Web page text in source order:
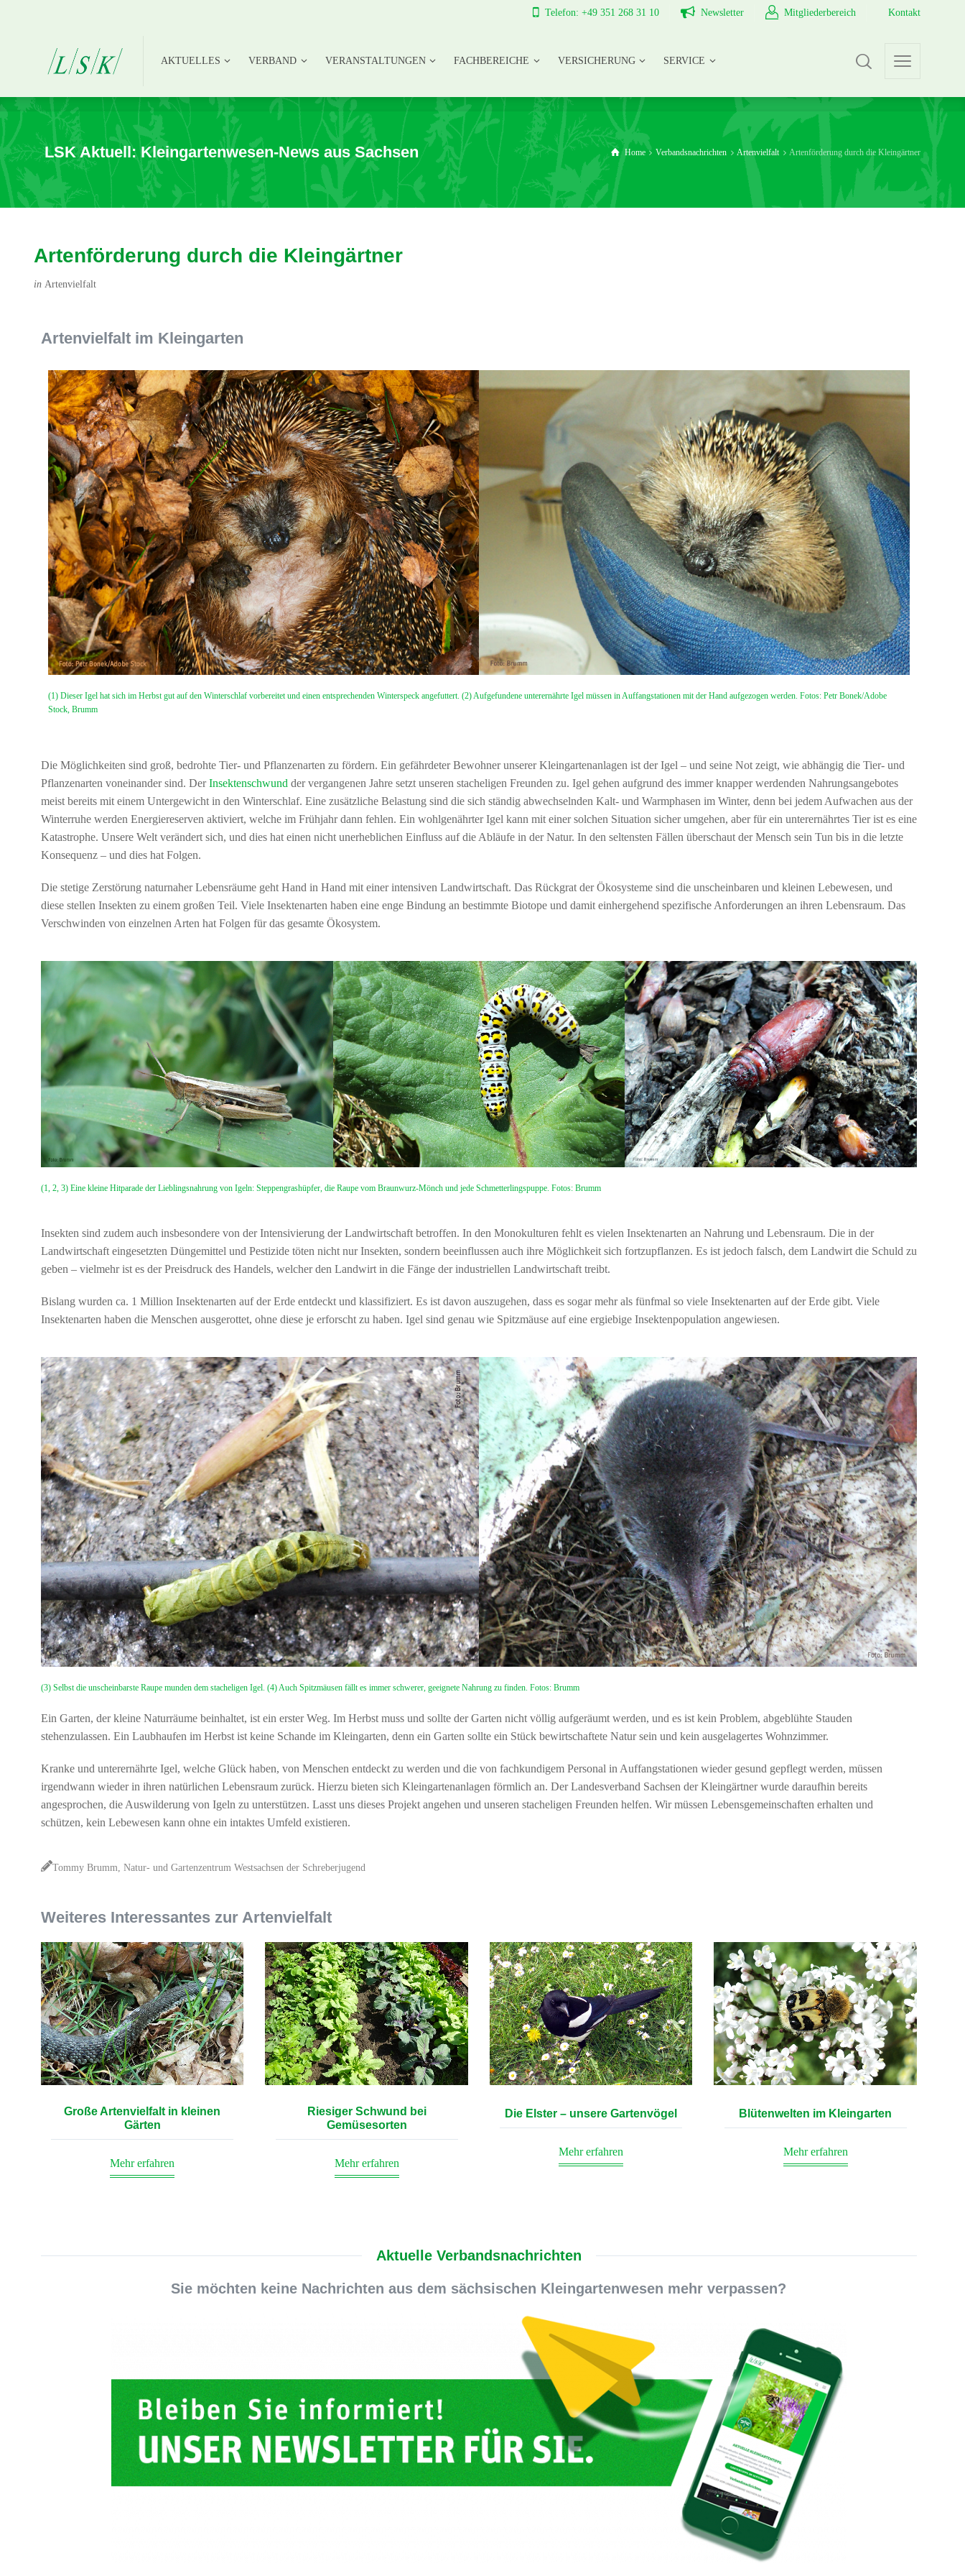
Telefon: +49 351 268 31 10 Newsletter Mitgliederbereich Kontakt
AKTUELLES VERBAND VERANSTALTUNGEN FACHBEREICHE VERSICHERUNG SERVICE
SERVICE
LSK Aktuell: Kleingartenwesen-News aus Sachsen Home Verbandsnachrichten Artenvielfalt Artenförderung durch die Kleingärtner
Artenförderung durch die Kleingärtner
in Artenvielfalt
Artenvielfalt im Kleingarten
(1) Dieser Igel hat sich im Herbst gut auf den Winterschlaf vorbereitet und einen entsprechenden Winterspeck angefuttert. (2) Aufgefundene unterernährte Igel müssen in Auffangstationen mit der Hand aufgezogen werden. Fotos: Petr Bonek/Adobe
Stock, Brumm
Die Möglichkeiten sind groß, bedrohte Tier- und Pflanzenarten zu fördern. Ein gefährdeter Bewohner unserer Kleingartenanlagen ist der Igel – und seine Not zeigt, wie abhängig die Tier- und
Pflanzenarten voneinander sind. DerInsektenschwund der vergangenen Jahre setzt unseren stacheligen Freunden zu. Igel gehen aufgrund des immer knapper werdenden Nahrungsangebotes
meist bereits mit einem Untergewicht in den Winterschlaf. Eine zusätzliche Belastung sind die sich ständig abwechselnden Kalt- und Warmphasen im Winter, denn bei jedem Aufwachen aus der
Winterruhe werden Energiereserven aktiviert, welche im Frühjahr dann fehlen. Ein wohlgenährter Igel kann mit einer solchen Situation sicher umgehen, aber für ein unterernährtes Tier ist es eine
Katastrophe. Unsere Welt verändert sich, und dies hat einen nicht unerheblichen Einfluss auf die Abläufe in der Natur. In den seltensten Fällen überschaut der Mensch sein Tun bis in die letzte
Konsequenz – und dies hat Folgen.
Die stetige Zerstörung naturnaher Lebensräume geht Hand in Hand mit einer intensiven Landwirtschaft. Das Rückgrat der Ökosysteme sind die unscheinbaren und kleinen Lebewesen, und
diese stellen Insekten zu einem großen Teil. Viele Insektenarten haben eine enge Bindung an bestimmte Biotope und damit einhergehend spezifische Anforderungen an ihren Lebensraum. Das
Verschwinden von einzelnen Arten hat Folgen für das gesamte Ökosystem.
(1, 2, 3) Eine kleine Hitparade der Lieblingsnahrung von Igeln: Steppengrashüpfer, die Raupe vom Braunwurz-Mönch und jede Schmetterlingspuppe. Fotos: Brumm
Insekten sind zudem auch insbesondere von der Intensivierung der Landwirtschaft betroffen. In den Monokulturen fehlt es vielen Insektenarten an Nahrung und Lebensraum. Die in der
Landwirtschaft eingesetzten Düngemittel und Pestizide töten nicht nur Insekten, sondern beeinflussen auch ihre Möglichkeit sich fortzupflanzen. Es ist jedoch falsch, dem Landwirt die Schuld zu
geben – vielmehr ist es der Preisdruck des Handels, welcher den Landwirt in die Fänge der industriellen Landwirtschaft treibt.
Bislang wurden ca. 1 Million Insektenarten auf der Erde entdeckt und klassifiziert. Es ist davon auszugehen, dass es sogar mehr als fünfmal so viele Insektenarten auf der Erde gibt. Viele
Insektenarten haben die Menschen ausgerottet, ohne diese je erforscht zu haben. Igel sind genau wie Spitzmäuse auf eine ergiebige Insektenpopulation angewiesen.
(3) Selbst die unscheinbarste Raupe munden dem stacheligen Igel. (4) Auch Spitzmäusen fällt es immer schwerer, geeignete Nahrung zu finden. Fotos: Brumm
Ein Garten, der kleine Naturräume beinhaltet, ist ein erster Weg. Im Herbst muss und sollte der Garten nicht völlig aufgeräumt werden, und es ist kein Problem, abgeblühte Stauden
stehenzulassen. Ein Laubhaufen im Herbst ist keine Schande im Kleingarten, denn ein Garten sollte ein Stück bewirtschaftete Natur sein und kein ausgelagertes Wohnzimmer.
Kranke und unterernährte Igel, welche Glück haben, von Menschen entdeckt zu werden und die von fachkundigem Personal in Auffangstationen wieder gesund gepflegt werden, müssen
irgendwann wieder in ihren natürlichen Lebensraum zurück. Hierzu bieten sich Kleingartenanlagen förmlich an. Der Landesverband Sachsen der Kleingärtner wurde daraufhin bereits
angesprochen, die Auswilderung von Igeln zu unterstützen. Lasst uns dieses Projekt angehen und unseren stacheligen Freunden helfen. Wir müssen Lebensgemeinschaften erhalten und
schützen, kein Lebewesen kann ohne ein intaktes Umfeld existieren.
Tommy Brumm, Natur- und Gartenzentrum Westsachsen der Schreberjugend
Weiteres Interessantes zur Artenvielfalt
Große Artenvielfalt in kleinen
Gärten
Mehr erfahren
Riesiger Schwund bei
Gemüsesorten
Mehr erfahren
Die Elster – unsere Gartenvögel
Mehr erfahren
Blütenwelten im Kleingarten
Mehr erfahren
Aktuelle Verbandsnachrichten
Sie möchten keine Nachrichten aus dem sächsischen Kleingartenwesen mehr verpassen?